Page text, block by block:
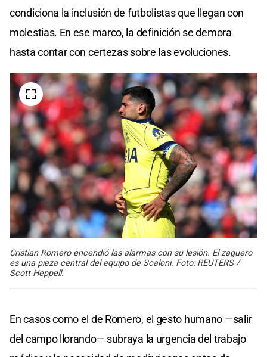
condiciona la inclusión de futbolistas que llegan con
molestias. En ese marco, la definición se demora
hasta contar con certezas sobre las evoluciones.
Cristian Romero encendió las alarmas con su lesión. El zaguero
es una pieza central del equipo de Scaloni. Foto: REUTERS /
Scott Heppell.
En casos como el de Romero, el gesto humano —salir
del campo llorando— subraya la urgencia del trabajo